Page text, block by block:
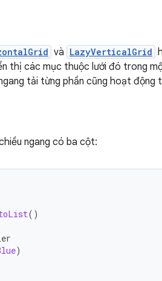
và LazyVerticalGrid
thị các mục thuộc lưới đó trong
tải từng phần cũng hoạt động
ngang có ba cột:
()
)